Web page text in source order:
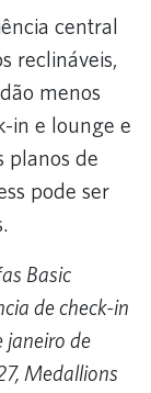
central
reclináveis,
menos
in e lounge e
planos de
pode ser
Basic
de check-in
janeiro de
Medallions